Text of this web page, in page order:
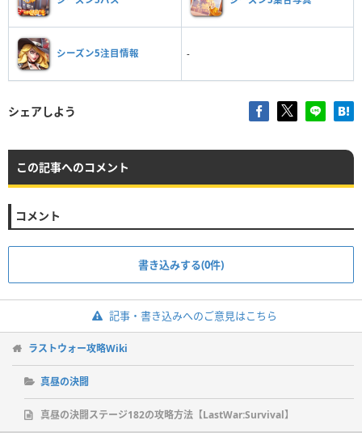
シーズン5注目情報 -
シェアしよう
この記事へのコメント
コメント
書き込みする(0件)
記事・書き込みへのご意見はこちら
ラストウォー攻略Wiki
真昼の決闘
真昼の決闘ステージ182の攻略方法【LastWar:Survival】